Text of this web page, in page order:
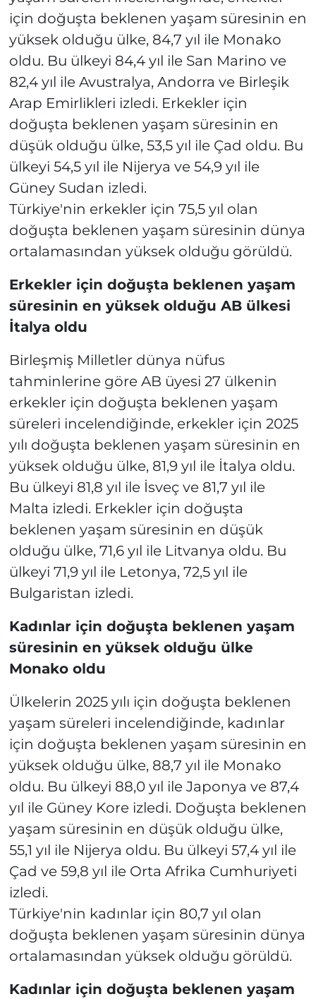
için doğuşta beklenen yaşam süresinin en
yüksek olduğu ülke, 84,7 yıl ile Monako
oldu. Bu ülkeyi 84,4 yıl ile San Marino ve
82,4 yıl ile Avustralya, Andorra ve Birleşik
Arap Emirlikleri izledi. Erkekler için
doğuşta beklenen yaşam süresinin en
düşük olduğu ülke, 53,5 yıl ile Çad oldu. Bu
ülkeyi 54,5 yıl ile Nijerya ve 54,9 yıl ile
Güney Sudan izledi.
Türkiye'nin erkekler için 75,5 yıl olan
doğuşta beklenen yaşam süresinin dünya
ortalamasından yüksek olduğu görüldü.
Erkekler için doğuşta beklenen yaşam
süresinin en yüksek olduğu AB ülkesi
İtalya oldu
Birleşmiş Milletler dünya nüfus
tahminlerine göre AB üyesi 27 ülkenin
erkekler için doğuşta beklenen yaşam
süreleri incelendiğinde, erkekler için 2025
yılı doğuşta beklenen yaşam süresinin en
yüksek olduğu ülke, 81,9 yıl ile İtalya oldu.
Bu ülkeyi 81,8 yıl ile İsveç ve 81,7 yıl ile
Malta izledi. Erkekler için doğuşta
beklenen yaşam süresinin en düşük
olduğu ülke, 71,6 yıl ile Litvanya oldu. Bu
ülkeyi 71,9 yıl ile Letonya, 72,5 yıl ile
Bulgaristan izledi.
Kadınlar için doğuşta beklenen yaşam
süresinin en yüksek olduğu ülke
Monako oldu
Ülkelerin 2025 yılı için doğuşta beklenen
yaşam süreleri incelendiğinde, kadınlar
için doğuşta beklenen yaşam süresinin en
yüksek olduğu ülke, 88,7 yıl ile Monako
oldu. Bu ülkeyi 88,0 yıl ile Japonya ve 87,4
yıl ile Güney Kore izledi. Doğuşta beklenen
yaşam süresinin en düşük olduğu ülke,
55,1 yıl ile Nijerya oldu. Bu ülkeyi 57,4 yıl ile
Çad ve 59,8 yıl ile Orta Afrika Cumhuriyeti
izledi.
Türkiye'nin kadınlar için 80,7 yıl olan
doğuşta beklenen yaşam süresinin dünya
ortalamasından yüksek olduğu görüldü.
Kadınlar için doğuşta beklenen yaşam